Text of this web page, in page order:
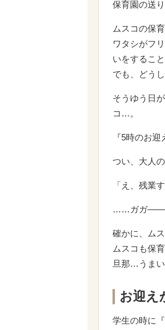
保育園の送
ムスコの保
ワタシがフ
いをするこ
でも、どう
そうゆう日
コ…。
『5時のお
つい、大人
「え、残業
……ガガ―――
確かに、ム
ムスコも保
旦那…うま
お迎え
学生の時に